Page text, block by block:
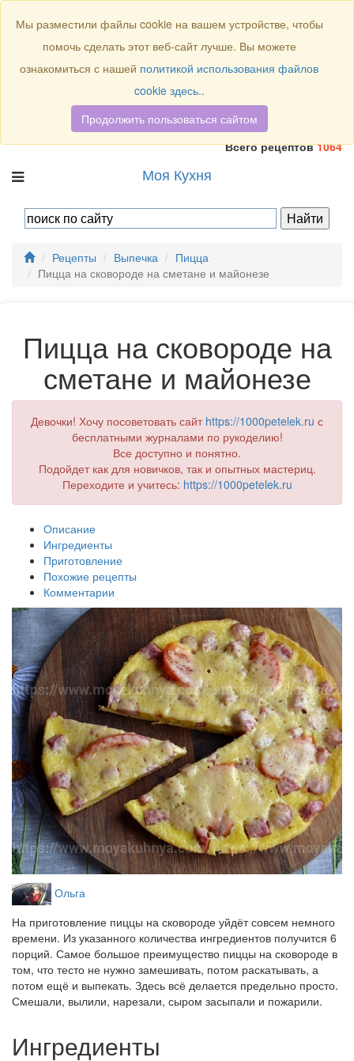
Всего рецептов1064
Моя Кухня
Рецепты Выпечка
Пицца
Пицца на сковороде на сметане и майонезе
Пицца на сковороде на
сметане и майонезе
Девочки! Хочу посоветовать сайт https://1000petelek.ru с
бесплатными журналами по рукоделию!
Все доступно и понятно.
Подойдет как для новичков, так и опытных мастериц.
Переходите и учитесь: https://1000petelek.ru
Описание
Ингредиенты
Приготовление
Похожие рецепты
Комментарии
Ольга
На приготовление пиццы на сковороде уйдёт совсем немного
времени. Из указанного количества ингредиентов получится 6
порций. Самое большое преимущество пиццы на сковороде в
том, что тесто не нужно замешивать, потом раскатывать, а
потом ещё и выпекать. Здесь всё делается предельно просто.
Смешали, вылили, нарезали, сыром засыпали и пожарили.
Ингредиенты
Мы разместили файлы cookie на вашем устройстве, чтобы
помочь сделать этот веб-сайт лучше. Вы можете
ознакомиться с нашей политикой использования файлов
cookie здесь..
Продолжить пользоваться сайтом